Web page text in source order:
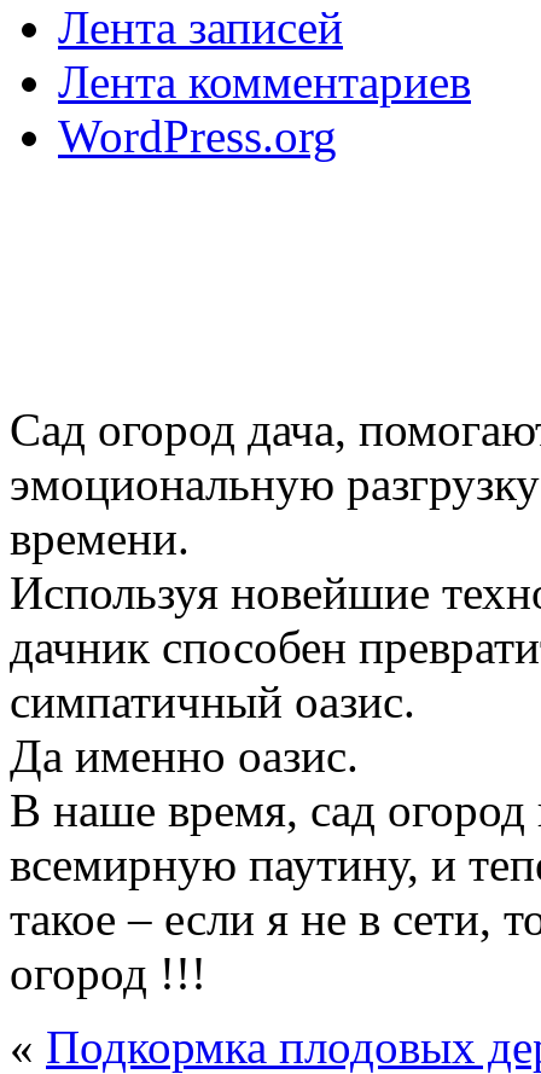
Лента записей
Лента комментариев
WordPress.org
Сад огород дача,
эмоциональную
времени.
Используя новейшие
дачник способен
симпатичный оазис.
Да именно оазис.
В наше время, сад огород
всемирную паутину, и
такое – если я не в сети,
огород !!!
« Подкормка плодовых